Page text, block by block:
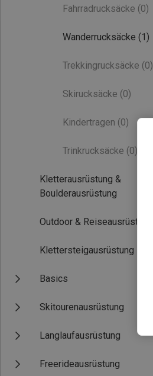
Fahrradrucksäcke (0)
Wanderrucksäcke (1)
Trekkingrucksäcke (0)
Skirucksäcke (0)
Kindertragen (0)
Trinkrucksäcke (0)
Kletterausrüstung &
Boulderausrüstung
Outdoor & Reiseausrüstung
Klettersteigausrüstung
Basics
Skitourenausrüstung
Langlaufausrüstung
Freerideausrüstung